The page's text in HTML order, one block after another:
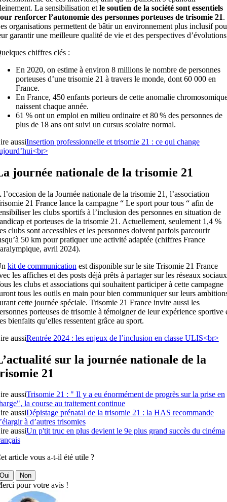
La sensibilisation et le soutien de la société sont essentiels
renforcer l’autonomie des personnes porteuses de trisomie 21.
organisations permettent de bâtir un environnement plus inclusif
garantir une meilleure qualité de vie et des perspectives
chiffres clés :
En 2020, on estime à environ 8 millions le nombre de personnes
porteuses d’une trisomie 21 à travers le monde, dont 60 000 en
France.
En France, 450 enfants porteurs de cette anomalie
naissent chaque année.
61 % ont un emploi en milieu ordinaire et 80 % des personnes de
plus de 18 ans ont suivi un cursus scolaire normal.
aussiInsertion professionnelle et trisomie 21 : ce qui change
journée nationale de la trisomie 21
l’occasion de la Journée nationale de la trisomie 21, l’association
21 France lance la campagne “ Le sport pour tous “ afin de
les clubs sportifs à l’inclusion des personnes en situation de
et porteuses de la trisomie 21. Actuellement, seulement 1,4 %
clubs sont accessibles et les personnes doivent parfois parcourir
50 km pour pratiquer une activité adaptée (chiffres France
avril 2024).
kit de communication est disponible sur le site Trisomie 21 France
les affiches et des posts déjà prêts à partager sur les réseaux
les clubs et associations qui souhaitent participer à cette campagne
tous les outils en main pour bien communiquer sur leurs
cette journée spéciale. Trisomie 21 France invite aussi les
porteuses de trisomie à témoigner de leur expérience sportive
bienfaits qu’elles ressentent grâce au sport.
aussiRentrée 2024 : les enjeux de l’inclusion en classe ULIS<br>
sur la journée nationale de la
21
aussiTrisomie 21 : " Il y a eu énormément de progrès sur la prise en
la course au traitement continue
aussiDépistage prénatal de la trisomie 21 : la HAS recommande
à d’autres trisomies
aussiUn p'tit truc en plus devient le 9e plus grand succès du cinéma
article vous a-t-il été utile ?
Non
pour votre avis !